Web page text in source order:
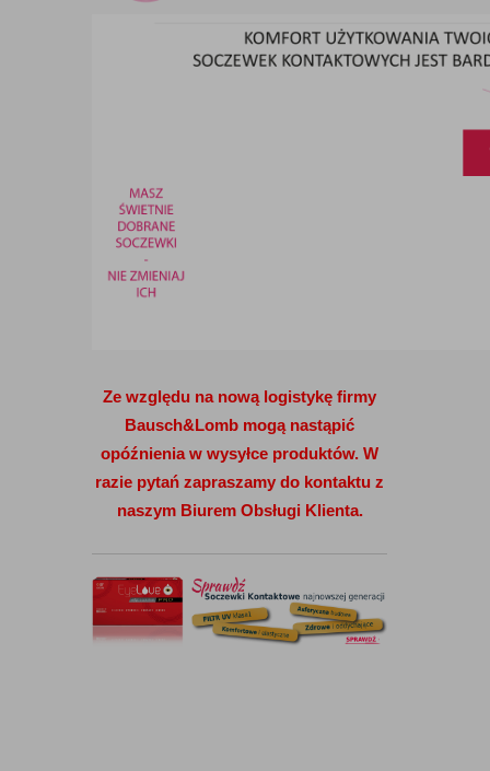
Ze względu na nową logistykę firmy
Bausch&Lomb mogą nastąpić
opóźnienia w wysyłce produktów. W
razie pytań zapraszamy do kontaktu z
naszym Biurem Obsługi Klienta.